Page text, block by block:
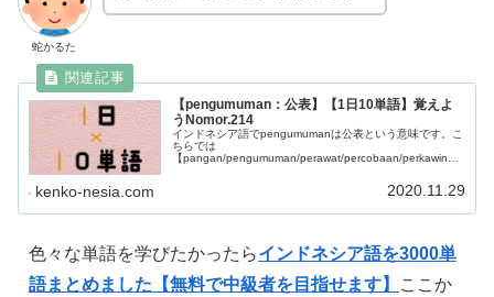
蛇かるた
【pengumuman：公表】【1日10単語】覚えよ
うNomor.214
インドネシア語でpengumumanは公表という意味です。こ
ちらでは
【pangan/pengumuman/perawat/percobaan/perkawinan/
kenko-nesia.com 2020.11.29
色々な単語を学びたかったらインドネシア語を3000単
語まとめました【無料で中級者を目指せます】
ここか